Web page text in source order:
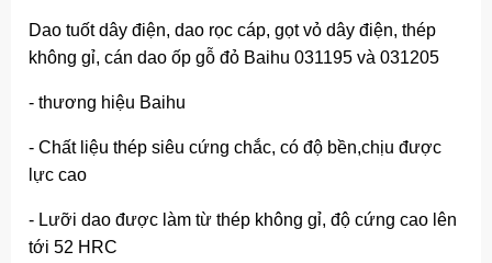
Dao tuốt dây điện, dao rọc cáp, gọt vỏ dây điện, thép
không gỉ, cán dao ốp gỗ đỏ Baihu 031195 và 031205
- thương hiệu Baihu
- Chất liệu thép siêu cứng chắc, có độ bền,chịu được
lực cao
- Lưỡi dao được làm từ thép không gỉ, độ cứng cao lên
tới 52 HRC